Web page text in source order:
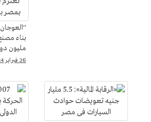
مليون
26 فبراير 2014 3:37 م